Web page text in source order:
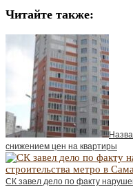
Читайте также:
снижением цен на квартиры
СК завел дело по факту